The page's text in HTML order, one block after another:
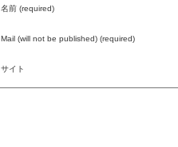
名前 (required)
Mail (will not be published) (required)
サイト